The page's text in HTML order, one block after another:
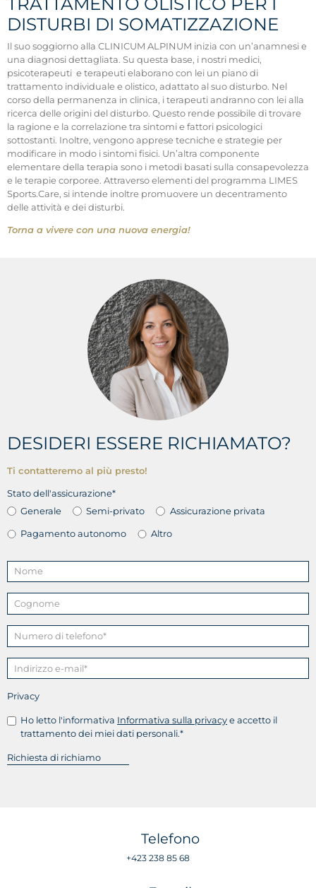
DISTURBI DI SOMATIZZAZIONE
Il suo soggiorno alla CLINICUM ALPINUM inizia con un’anamnesi e
una diagnosi dettagliata. Su questa base, i nostri medici,
psicoterapeuti e terapeuti elaborano con lei un piano di
trattamento individuale e olistico, adattato al suo disturbo. Nel
corso della permanenza in clinica, i terapeuti andranno con lei alla
ricerca delle origini del disturbo. Questo rende possibile di trovare
la ragione e la correlazione tra sintomi e fattori psicologici
sottostanti. Inoltre, vengono apprese tecniche e strategie per
modificare in modo i sintomi fisici. Un’altra componente
elementare della terapia sono i metodi basati sulla consapevolezza
e le terapie corporee. Attraverso elementi del programma LIMES
Sports.Care, si intende inoltre promuovere un decentramento
delle attività e dei disturbi.
Torna a vivere con una nuova energia!
DESIDERI ESSERE RICHIAMATO?
Ti contatteremo al più presto!
Stato dell'assicurazione*
Generale
Semi-privato Assicurazione privata
Pagamento autonomo Altro
Privacy
Ho letto l'informativa Informativa sulla privacye accetto il
trattamento dei miei dati personali.*
Telefono
+423 238 85 68